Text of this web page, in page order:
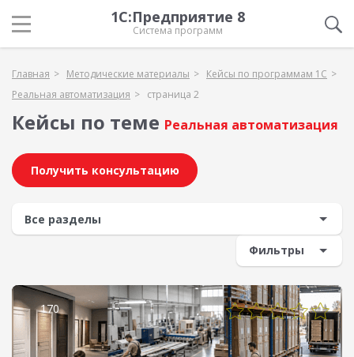
1С:Предприятие 8
Система программ
Главная Методические материалы
Кейсы по программам 1С
Реальная автоматизация
страница 2
Кейсы по теме Реальная автоматизация
Получить консультацию
Фильтры
170